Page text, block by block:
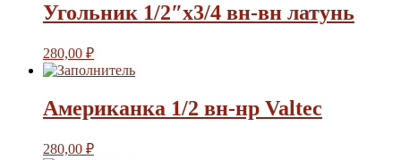
Угольник 1/2″х3/4 вн-вн латунь
280,00 ₽
Американка 1/2 вн-нр Valtec
280,00 ₽